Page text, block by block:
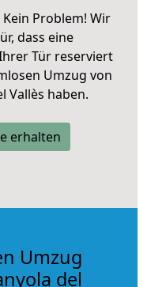
Problem! Wir
dass eine
Tür reserviert
Umzug von
Vallès haben.
erhalten
Umzug
del